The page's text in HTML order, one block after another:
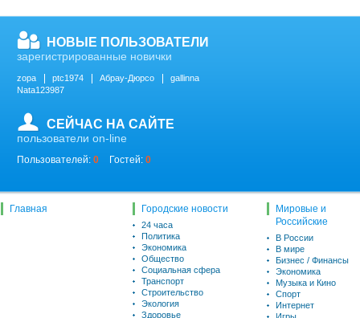
НОВЫЕ ПОЛЬЗОВАТЕЛИ
зарегистрированные новички
zopa ptc1974 Абрау-Дюрсо
gallinna
Nata123987
СЕЙЧАС НА САЙТЕ
пользователи on-line
Пользователей: 0 Гостей: 0
Главная Городские новости
24 часа
Политика
Экономика
Общество
Социальная сфера
Транспорт
Строительство
Экология
Здоровье
Мировые и
Российские
В России
В мире
Бизнес / Финансы
Экономика
Музыка и Кино
Спорт
Интернет